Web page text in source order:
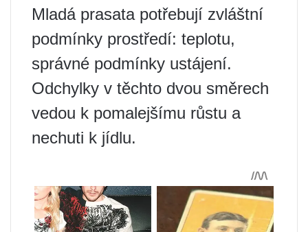
Mladá prasata potřebují zvláštní
podmínky prostředí: teplotu,
správné podmínky ustájení.
Odchylky v těchto dvou směrech
vedou k pomalejšímu růstu a
nechuti k jídlu.